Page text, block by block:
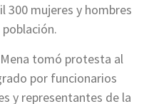
mujeres y hombres
tomó protesta al
por funcionarios
y representantes de la